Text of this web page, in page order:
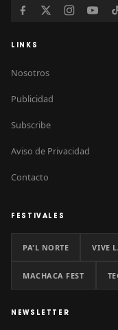
LINKS
Nosotros
Publicidad
Subscribe
Aviso de Privacidad
Contacto
FESTIVALES
PA'L NORTE VIVE
MACHACA FEST
NEWSLETTER